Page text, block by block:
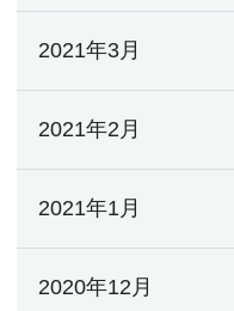
2021年3月
2021年2月
2021年1月
2020年12月